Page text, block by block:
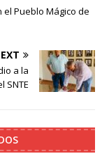
el Pueblo Mágico de
a la
SNTE